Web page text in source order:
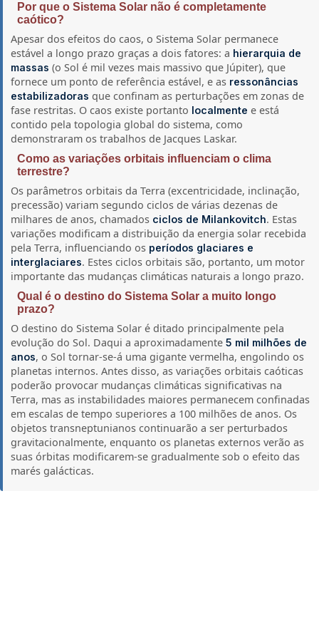
Por que o Sistema Solar não é completamente
caótico?
Apesar dos efeitos do caos, o Sistema Solar permanece
estável a longo prazo graças a dois fatores: a hierarquia de
massas (o Sol é mil vezes mais massivo que Júpiter), que
fornece um ponto de referência estável, e as ressonâncias
estabilizadoras que confinam as perturbações em zonas de
fase restritas. O caos existe portanto localmente e está
contido pela topologia global do sistema, como
demonstraram os trabalhos de Jacques Laskar.
Como as variações orbitais influenciam o clima
terrestre?
Os parâmetros orbitais da Terra (excentricidade, inclinação,
precessão) variam segundo ciclos de várias dezenas de
milhares de anos, chamados ciclos de Milankovitch. Estas
variações modificam a distribuição da energia solar recebida
pela Terra, influenciando os períodos glaciares e
interglaciares. Estes ciclos orbitais são, portanto, um motor
importante das mudanças climáticas naturais a longo prazo.
Qual é o destino do Sistema Solar a muito longo
prazo?
O destino do Sistema Solar é ditado principalmente pela
evolução do Sol. Daqui a aproximadamente5 mil milhões de
anos, o Sol tornar-se-á uma gigante vermelha, engolindo os
planetas internos. Antes disso, as variações orbitais caóticas
poderão provocar mudanças climáticas significativas na
Terra, mas as instabilidades maiores permanecem confinadas
em escalas de tempo superiores a 100 milhões de anos. Os
objetos transneptunianos continuarão a ser perturbados
gravitacionalmente, enquanto os planetas externos verão as
suas órbitas modificarem-se gradualmente sob o efeito das
marés galácticas.